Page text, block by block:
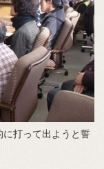
打って出ようと誓